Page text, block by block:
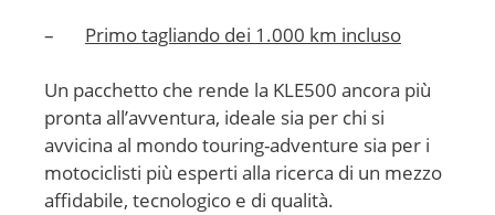
– Primo tagliando dei 1.000 km incluso
Un pacchetto che rende la KLE500 ancora più
pronta all’avventura, ideale sia per chi si
avvicina al mondo touring-adventure sia per i
motociclisti più esperti alla ricerca di un mezzo
affidabile, tecnologico e di qualità.